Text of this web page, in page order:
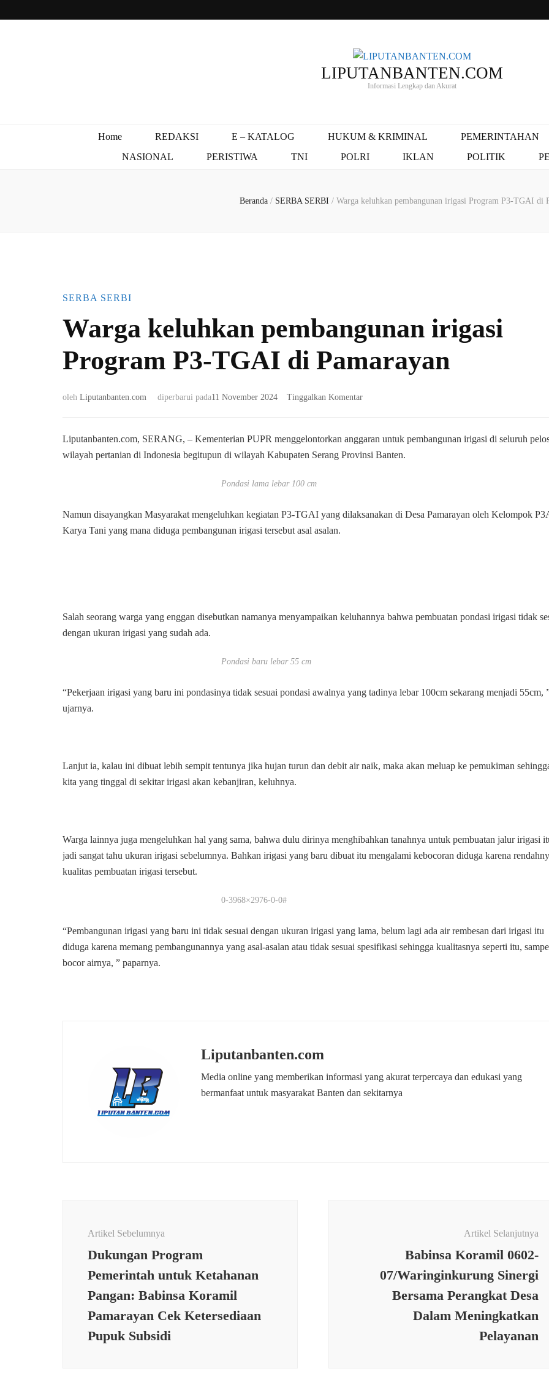
LIPUTANBANTEN.COM
Informasi Lengkap dan Akurat
Home REDAKSI E – KATALOG HUKUM & KRIMINAL PEMERINTAHAN
NASIONAL
PERISTIWA TNI POLRI IKLAN POLITIK
Beranda / SERBA SERBI / Warga keluhkan pembangunan irigasi Program P3-TGAI di
SERBA SERBI
Warga keluhkan pembangunan irigasi
Program P3-TGAI di Pamarayan
oleh Liputanbanten.com diperbarui pada11 November 2024 Tinggalkan Komentarpada
pembangunan
Program
Pamarayan
Liputanbanten.com, SERANG, – Kementerian PUPR menggelontorkan anggaran untuk pembangunan irigasi di seluruh
wilayah pertanian di Indonesia begitupun di wilayah Kabupaten Serang Provinsi Banten.
Pondasi lama lebar 100 cm
Namun disayangkan Masyarakat mengeluhkan kegiatan P3-TGAI yang dilaksanakan di Desa Pamarayan oleh Kelompok
Karya Tani yang mana diduga pembangunan irigasi tersebut asal asalan.
Salah seorang warga yang enggan disebutkan namanya menyampaikan keluhannya bahwa pembuatan pondasi irigasi tidak
dengan ukuran irigasi yang sudah ada.
Pondasi baru lebar 55 cm
“Pekerjaan irigasi yang baru ini pondasinya tidak sesuai pondasi awalnya yang tadinya lebar 100cm sekarang menjadi 55cm,
ujarnya.
Lanjut ia, kalau ini dibuat lebih sempit tentunya jika hujan turun dan debit air naik, maka akan meluap ke pemukiman
kita yang tinggal di sekitar irigasi akan kebanjiran, keluhnya.
Warga lainnya juga mengeluhkan hal yang sama, bahwa dulu dirinya menghibahkan tanahnya untuk pembuatan jalur irigasi
jadi sangat tahu ukuran irigasi sebelumnya. Bahkan irigasi yang baru dibuat itu mengalami kebocoran diduga karena
kualitas pembuatan irigasi tersebut.
0-3968×2976-0-0#
“Pembangunan irigasi yang baru ini tidak sesuai dengan ukuran irigasi yang lama, belum lagi ada air rembesan dari irigasi itu
diduga karena memang pembangunannya yang asal-asalan atau tidak sesuai spesifikasi sehingga kualitasnya seperti itu, sampe
bocor airnya, ” paparnya.
Liputanbanten.com
Media online yang memberikan informasi yang akurat terpercaya dan edukasi yang
bermanfaat untuk masyarakat Banten dan sekitarnya
Artikel Sebelumnya
Dukungan Program
Pemerintah untuk Ketahanan
Pangan: Babinsa Koramil
Pamarayan Cek Ketersediaan
Pupuk Subsidi
Artikel Selanjutnya
Babinsa Koramil 0602-
07/Waringinkurung Sinergi
Bersama Perangkat Desa
Dalam Meningkatkan
Pelayanan